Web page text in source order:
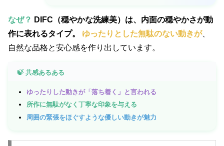
なぜ？ DIFC（穏やかな洗練美）は、内面の穏やかさが動
作に表れるタイプ。
ゆったりとした無駄のない動きが、
自然な品格と安心感を作り出しています。
🍃 共感あるある
ゆったりした動きが「落ち着く」と言われる
所作に無駄がなく丁寧な印象を与える
周囲の緊張をほぐすような優しい動きが魅力